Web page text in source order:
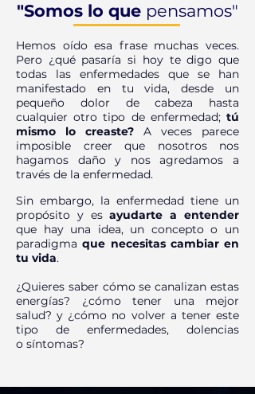
"Somos lo que pensamos"
Hemos oído esa frase muchas veces.
Pero ¿qué pasaría si hoy te digo que
todas las enfermedades que se han
manifestado en tu vida, desde un
pequeño dolor de cabeza hasta
cualquier otro tipo de enfermedad; tú
mismo lo creaste?
A veces parece
imposible creer que nosotros nos
hagamos daño y nos agredamos a
través de la enfermedad.
Sin embargo, la enfermedad tiene un
propósito y esayudarte a entender
que hay una idea, un concepto o un
paradigmaque necesitas cambiar en
tu vida.
¿Quieres saber cómo se canalizan estas
energías? ¿cómo tener una mejor
salud? y ¿cómo no volver a tener este
tipo de enfermedades, dolencias
o síntomas?